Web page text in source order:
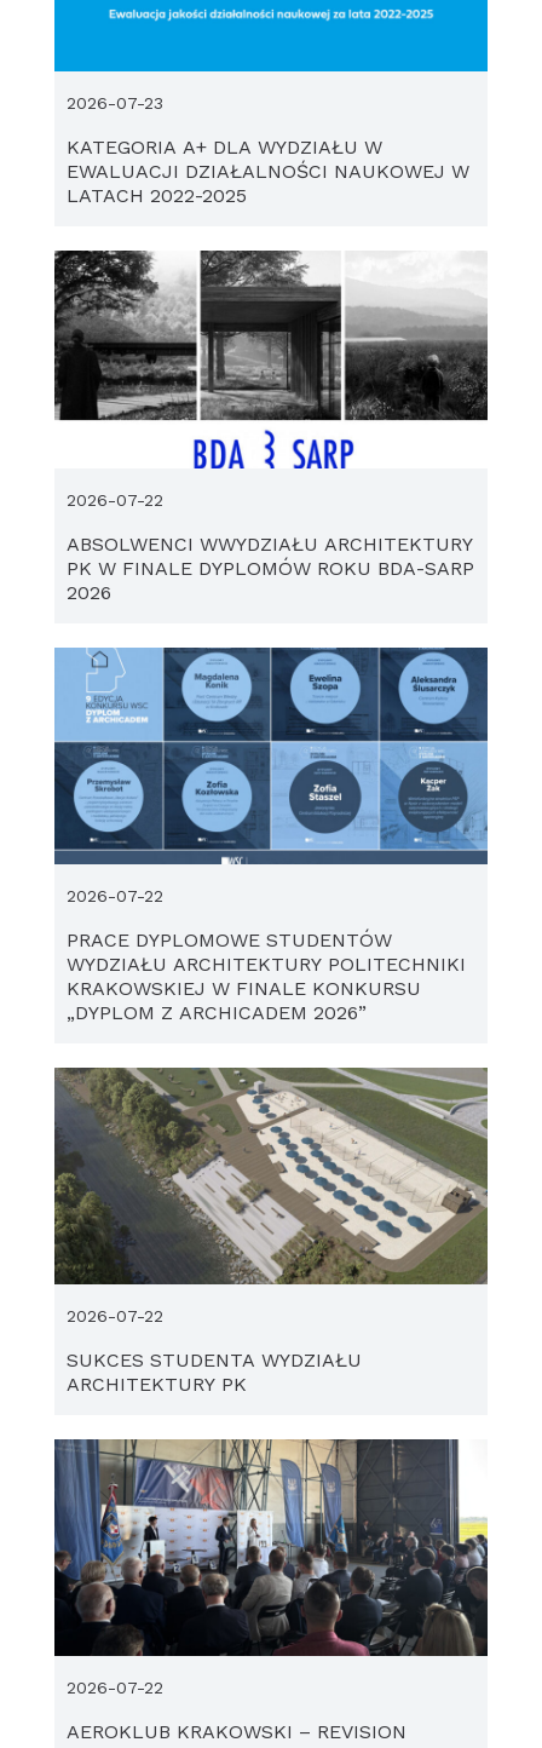
KATEGORIA A+ DLA WYDZIAŁU W
EWALUACJI DZIAŁALNOŚCI NAUKOWEJ W
LATACH 2022-2025
2026-07-23
ABSOLWENCI WWYDZIAŁU ARCHITEKTURY
PK W FINALE DYPLOMÓW ROKU BDA-SARP
2026
2026-07-22
PRACE DYPLOMOWE STUDENTÓW
WYDZIAŁU ARCHITEKTURY POLITECHNIKI
KRAKOWSKIEJ W FINALE KONKURSU
„DYPLOM Z ARCHICADEM 2026”
2026-07-22
SUKCES STUDENTA WYDZIAŁU
ARCHITEKTURY PK
2026-07-22
AEROKLUB KRAKOWSKI – REVISION
2026-07-22